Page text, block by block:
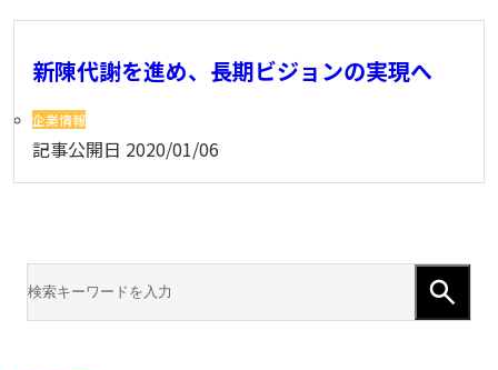
新陳代謝を進め、長期ビジョンの実現へ
企業情報
記事公開日 2020/01/06